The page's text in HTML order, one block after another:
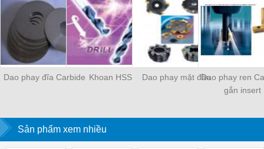
Dao phay đĩa Carbide Khoan HSS Dao phay mặt đầuDao phay ren
gắn insert
Sản phẩm xem nhiều